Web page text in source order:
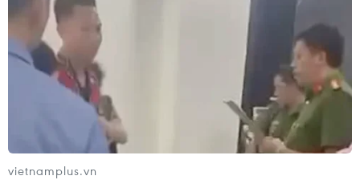
vietnamplus.vn